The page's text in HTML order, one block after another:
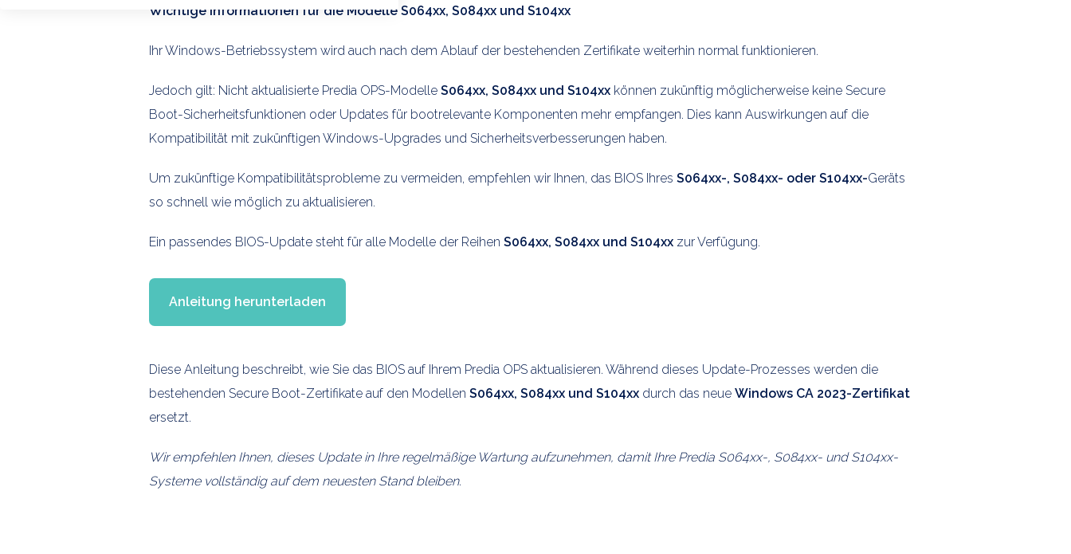
Wichtige Informationen für die Modelle S064xx, S084xx und S104xx
Ihr Windows-Betriebssystem wird auch nach dem Ablauf der bestehenden Zertifikate weiterhin normal funktionieren.
Jedoch gilt: Nicht aktualisierte Predia OPS-Modelle S064xx, S084xx und S104xx können zukünftig möglicherweise keine Secure
Boot-Sicherheitsfunktionen oder Updates für bootrelevante Komponenten mehr empfangen. Dies kann Auswirkungen auf die
Kompatibilität mit zukünftigen Windows-Upgrades und Sicherheitsverbesserungen haben.
Um zukünftige Kompatibilitätsprobleme zu vermeiden, empfehlen wir Ihnen, das BIOS Ihres S064xx-, S084xx- oder S104xx-Geräts
so schnell wie möglich zu aktualisieren.
Ein passendes BIOS-Update steht für alle Modelle der Reihen S064xx, S084xx und S104xx zur Verfügung.
Anleitung herunterladen
Diese Anleitung beschreibt, wie Sie das BIOS auf Ihrem Predia OPS aktualisieren. Während dieses Update-Prozesses werden die
bestehenden Secure Boot-Zertifikate auf den Modellen S064xx, S084xx und S104xx durch das neue Windows CA 2023-Zertifikat
ersetzt.
Wir empfehlen Ihnen, dieses Update in Ihre regelmäßige Wartung aufzunehmen, damit Ihre Predia S064xx-, S084xx- und S104xx-
Systeme vollständig auf dem neuesten Stand bleiben.